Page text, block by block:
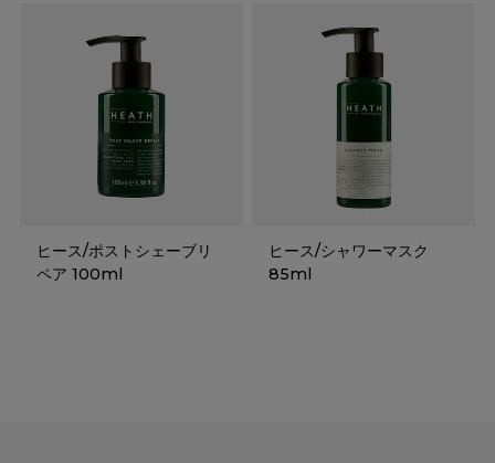
ヒース/ポストシェーブリ
ペア 100ml
ヒース/シャワーマスク
85ml